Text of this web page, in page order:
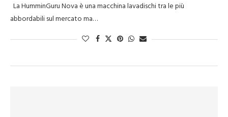
La HumminGuru Nova è una macchina lavadischi tra le più
abbordabili sul mercato ma…